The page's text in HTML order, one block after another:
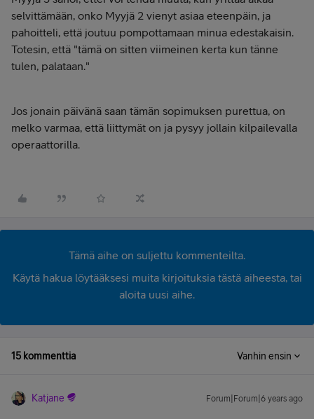
selvittämään, onko Myyjä 2 vienyt asiaa eteenpäin, ja
pahoitteli, että joutuu pompottamaan minua edestakaisin.
Totesin, että "tämä on sitten viimeinen kerta kun tänne
tulen, palataan."
Jos jonain päivänä saan tämän sopimuksen purettua, on
melko varmaa, että liittymät on ja pysyy jollain kilpailevalla
operaattorilla.
Tämä aihe on suljettu kommenteilta.
Käytä hakua löytääksesi muita kirjoituksia tästä aiheesta, tai
aloita uusi aihe.
15 kommenttia Vanhin ensin
Katjane Forum|Forum|6 years ago